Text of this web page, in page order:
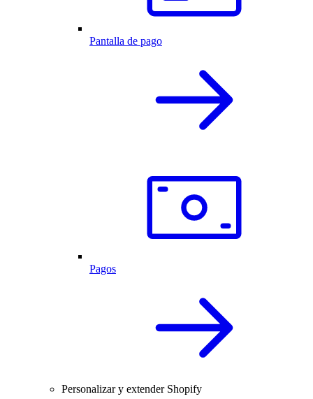
Pantalla de pago
Pagos
Personalizar y extender Shopify